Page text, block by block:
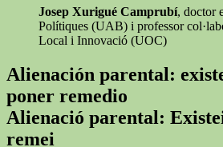
Josep Xurigué Camprubí, doctor
Polítiques (UAB) i professor
Local i Innovació (UOC)
Alienación parental:
poner remedio
Alienació parental:
remei